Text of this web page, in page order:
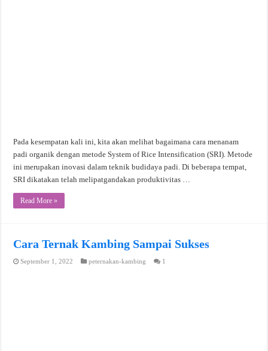
Pada kesempatan kali ini, kita akan melihat bagaimana cara menanam
padi organik dengan metode System of Rice Intensification (SRI). Metode
ini merupakan inovasi dalam teknik budidaya padi. Di beberapa tempat,
SRI dikatakan telah melipatgandakan produktivitas …
Read More »
Cara Ternak Kambing Sampai Sukses
September 1, 2022 peternakan-kambing 1